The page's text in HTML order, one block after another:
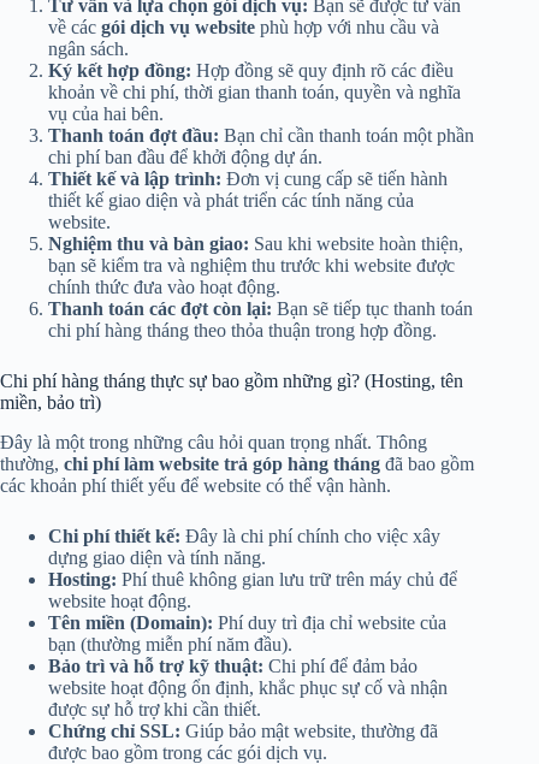
Tư vấn và lựa chọn gói dịch vụ: Bạn sẽ được tư vấn
về các gói dịch vụ website phù hợp với nhu cầu và
ngân sách.
Ký kết hợp đồng: Hợp đồng sẽ quy định rõ các điều
khoản về chi phí, thời gian thanh toán, quyền và nghĩa
vụ của hai bên.
Thanh toán đợt đầu: Bạn chỉ cần thanh toán một phần
chi phí ban đầu để khởi động dự án.
Thiết kế và lập trình: Đơn vị cung cấp sẽ tiến hành
thiết kế giao diện và phát triển các tính năng của
website.
Nghiệm thu và bàn giao: Sau khi website hoàn thiện,
bạn sẽ kiểm tra và nghiệm thu trước khi website được
chính thức đưa vào hoạt động.
Thanh toán các đợt còn lại: Bạn sẽ tiếp tục thanh toán
chi phí hàng tháng theo thỏa thuận trong hợp đồng.
Chi phí hàng tháng thực sự bao gồm những gì? (Hosting, tên
miền, bảo trì)
Đây là một trong những câu hỏi quan trọng nhất. Thông
thường, chi phí làm website trả góp hàng tháng đã bao gồm
các khoản phí thiết yếu để website có thể vận hành.
Chi phí thiết kế: Đây là chi phí chính cho việc xây
dựng giao diện và tính năng.
Hosting: Phí thuê không gian lưu trữ trên máy chủ để
website hoạt động.
Tên miền (Domain): Phí duy trì địa chỉ website của
bạn (thường miễn phí năm đầu).
Bảo trì và hỗ trợ kỹ thuật: Chi phí để đảm bảo
website hoạt động ổn định, khắc phục sự cố và nhận
được sự hỗ trợ khi cần thiết.
Chứng chỉ SSL: Giúp bảo mật website, thường đã
được bao gồm trong các gói dịch vụ.